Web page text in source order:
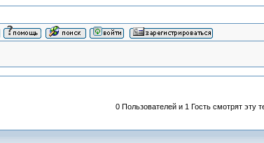
0 Пользователей и 1 Гость смотрят эту